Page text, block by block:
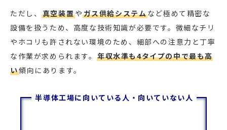
ただし、真空装置やガス供給システムなど極めて精密な
設備を扱うため、高度な技術知識が必要です。微細なチリ
やホコリも許されない環境のため、細部への注意力と丁寧
な作業が求められます。 年収水準も4タイプの中で最も高
い傾向にあります。
半導体工場に向いている人・向いていない人